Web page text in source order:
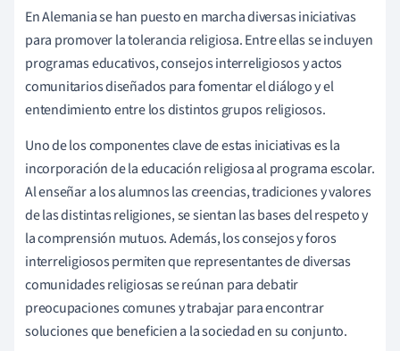
En Alemania se han puesto en marcha diversas iniciativas
para promover la tolerancia religiosa. Entre ellas se incluyen
programas educativos, consejos interreligiosos y actos
comunitarios diseñados para fomentar el diálogo y el
entendimiento entre los distintos grupos religiosos.
Uno de los componentes clave de estas iniciativas es la
incorporación de la educación religiosa al programa escolar.
Al enseñar a los alumnos las creencias, tradiciones y valores
de las distintas religiones, se sientan las bases del respeto y
la comprensión mutuos. Además, los consejos y foros
interreligiosos permiten que representantes de diversas
comunidades religiosas se reúnan para debatir
preocupaciones comunes y trabajar para encontrar
soluciones que beneficien a la sociedad en su conjunto.